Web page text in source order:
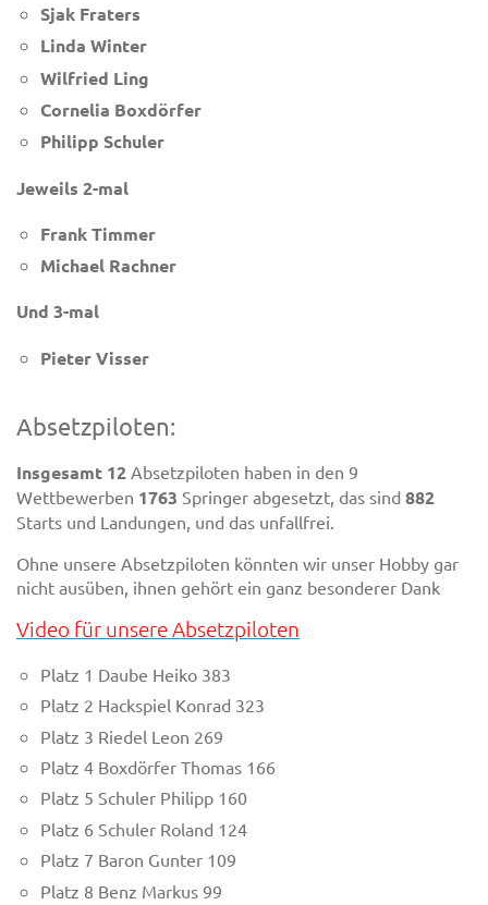
Sjak Fraters
Linda Winter
Wilfried Ling
Cornelia Boxdörfer
Philipp Schuler
Jeweils 2-mal
Frank Timmer
Michael Rachner
Und 3-mal
Pieter Visser
Absetzpiloten:
Insgesamt 12 Absetzpiloten haben in den 9
Wettbewerben 1763 Springer abgesetzt, das sind 882
Starts und Landungen, und das unfallfrei.
Ohne unsere Absetzpiloten könnten wir unser Hobby gar
nicht ausüben, ihnen gehört ein ganz besonderer Dank
Video für unsere Absetzpiloten
Platz 1 Daube Heiko 383
Platz 2 Hackspiel Konrad 323
Platz 3 Riedel Leon 269
Platz 4 Boxdörfer Thomas 166
Platz 5 Schuler Philipp 160
Platz 6 Schuler Roland 124
Platz 7 Baron Gunter 109
Platz 8 Benz Markus 99